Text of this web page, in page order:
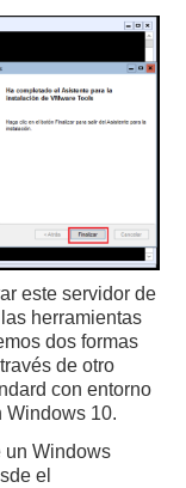
este servidor de
herramientas
dos formas
de otro
con entorno
Windows 10.
un Windows
el